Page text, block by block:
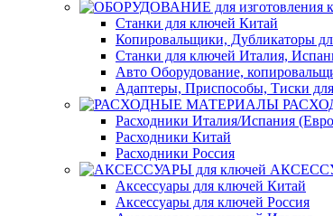
Станки для ключей Китай
Копировальщики, Дубликаторы
Станки для ключей Италия,
Авто Оборудование,
Адаптеры, Приспособы, Тиски
Расходники Италия/Испания
Расходники Китай
Расходники Россия
Аксессуары для ключей Китай
Аксессуары для ключей Россия